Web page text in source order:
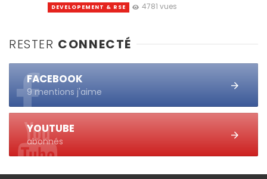
DEVELOPEMENT & RSE 4781 vues
RESTER CONNECTÉ
FACEBOOK
9 mentions j'aime
YOUTUBE
abonnés